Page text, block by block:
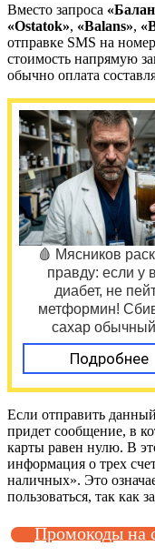
Вместо запроса
«Ostatok», «Balans»,
отправке SMS на
стоимость напрямую
обычно оплата
🩸 Мясников
правду: если у
диабет, не
метформин!
сахар
Подробнее
Если отправить
придет сообщение, в
карты равен нулю. В
информация о трех
наличных». Это
пользоваться, так как
Промокоды на